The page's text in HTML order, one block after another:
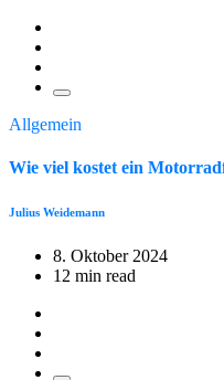
Allgemein
Wie viel kostet ein
Julius Weidemann
8. Oktober 2024
12 min read